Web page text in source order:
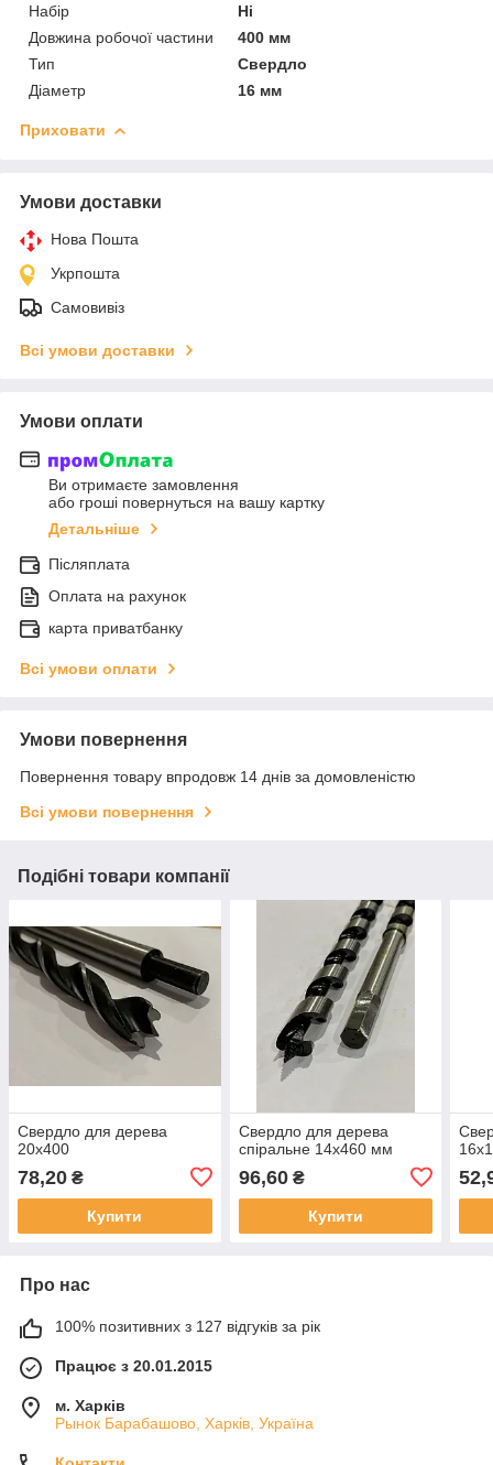
Набір
Ні
Довжина робочої частини
400 мм
Тип
Свердло
Діаметр
16 мм
Приховати
Умови доставки
Нова Пошта
Укрпошта
Самовивіз
Всі умови доставки
Умови оплати
Ви отримаєте замовлення
або гроші повернуться на вашу картку
Детальніше
Післяплата
Оплата на рахунок
карта приватбанку
Всі умови оплати
Умови повернення
Повернення товару впродовж 14 днів за домовленістю
Всі умови повернення
Подібні товари компанії
Свердло для дерева
20х400
78,20 ₴
Купити
Свердло для дерева
спіральне 14х460 мм
96,60₴
Купити
Про нас
100% позитивних з 127 відгуків за рік
Працює з 20.01.2015
м. Харків
Рынок Барабашово, Харків, Україна